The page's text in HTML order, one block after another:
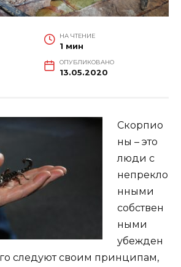
НА ЧТЕНИЕ
1 мин
ОПУБЛИКОВАНО
13.05.2020
Скорпио
ны – это
люди с
непрекло
нными
собствен
ными
убежден
следуют своим принципам,